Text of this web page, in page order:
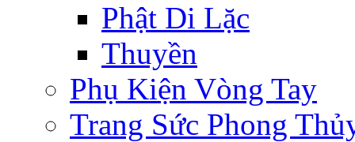
Phật Di Lặc
Thuyền
Phụ Kiện Vòng Tay
Trang Sức Phong